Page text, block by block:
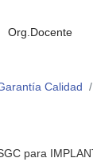
Org.Docente
Calidad
para